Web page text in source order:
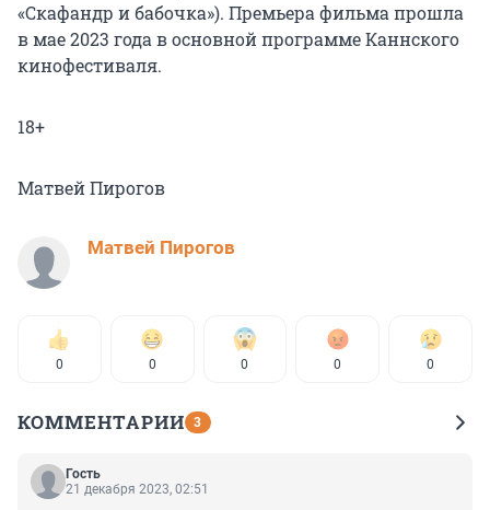
«Скафандр и бабочка»). Премьера фильма прошла
в мае 2023 года в основной программе Каннского
кинофестиваля.
18+
Матвей Пирогов
Матвей Пирогов
0 0 0 0 0
КОММЕНТАРИИ 3
Гость
21 декабря 2023, 02:51